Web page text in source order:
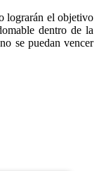
lograrán el objetivo
dentro de la
se puedan vencer